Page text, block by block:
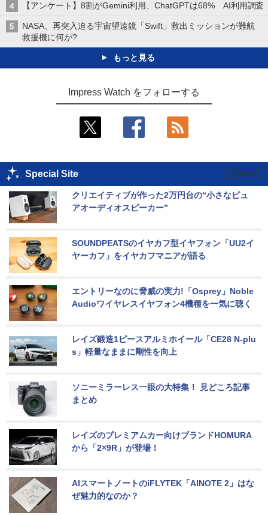
【アンケート】8割がGemini利用、ChatGPTは68% AI利用調査
NASA、再突入迫る宇宙望遠鏡「Swift」救出ミッションが難航
救援機に何が?
もっと見る
Impress Watch をフォローする
Special Site
クリエイティブが作った2万円台の“小さなピュ
アオーディオスピーカー”
SOUNDPEATSのイヤカフ型イヤフォン「UU2イ
ヤーカフ」をイヤカフマニアが語る
エントリーなのに脅威の実力!「Osprey」Noble
Audioワイヤレスイヤフォン4機種を一気に聴く
レイズ鍛造1ピースアルミホイール「CE28 N-plu
s」軽量なままに剛性を向上
ソニーミラーレス一眼の大特集！ 見どころ記事
まとめ
レイズのプレミアムカー向けブランドHOMURA
から「2×9R」が登場！
AIスマートノートのiFLYTEK「AINOTE 2」はな
ぜ魅力的なのか？